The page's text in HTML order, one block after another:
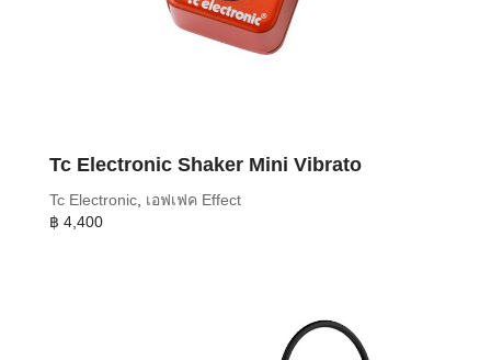
Tc Electronic Shaker Mini Vibrato
Tc Electronic, เอฟเฟค Effect
฿ 4,400